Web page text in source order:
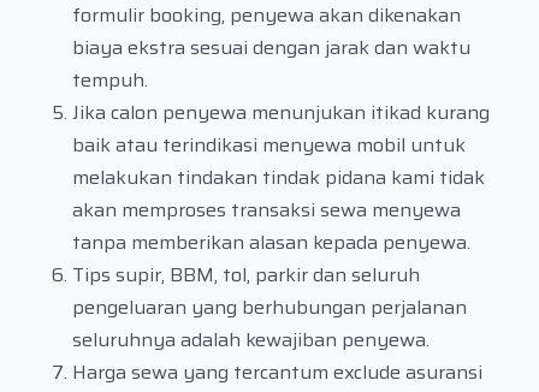
formulir booking, penyewa akan dikenakan
biaya ekstra sesuai dengan jarak dan waktu
tempuh.
Jika calon penyewa menunjukan itikad kurang
baik atau terindikasi menyewa mobil untuk
melakukan tindakan tindak pidana kami tidak
akan memproses transaksi sewa menyewa
tanpa memberikan alasan kepada penyewa.
Tips supir, BBM, tol, parkir dan seluruh
pengeluaran yang berhubungan perjalanan
seluruhnya adalah kewajiban penyewa.
Harga sewa yang tercantum exclude asuransi